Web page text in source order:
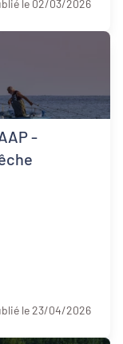
le 02/03/2026
-
le 23/04/2026